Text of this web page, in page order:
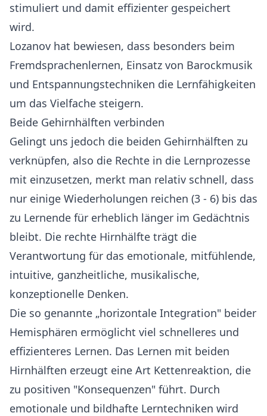
stimuliert und damit effizienter gespeichert
wird.
Lozanov hat bewiesen, dass besonders beim
Fremdsprachenlernen, Einsatz von Barockmusik
und Entspannungstechniken die Lernfähigkeiten
um das Vielfache steigern.
Beide Gehirnhälften verbinden
Gelingt uns jedoch die beiden Gehirnhälften zu
verknüpfen, also die Rechte in die Lernprozesse
mit einzusetzen, merkt man relativ schnell, dass
nur einige Wiederholungen reichen (3 - 6) bis das
zu Lernende für erheblich länger im Gedächtnis
bleibt. Die rechte Hirnhälfte trägt die
Verantwortung für das emotionale, mitfühlende,
intuitive, ganzheitliche, musikalische,
konzeptionelle Denken.
Die so genannte „horizontale Integration" beider
Hemisphären ermöglicht viel schnelleres und
effizienteres Lernen. Das Lernen mit beiden
Hirnhälften erzeugt eine Art Kettenreaktion, die
zu positiven "Konsequenzen" führt. Durch
emotionale und bildhafte Lerntechniken wird